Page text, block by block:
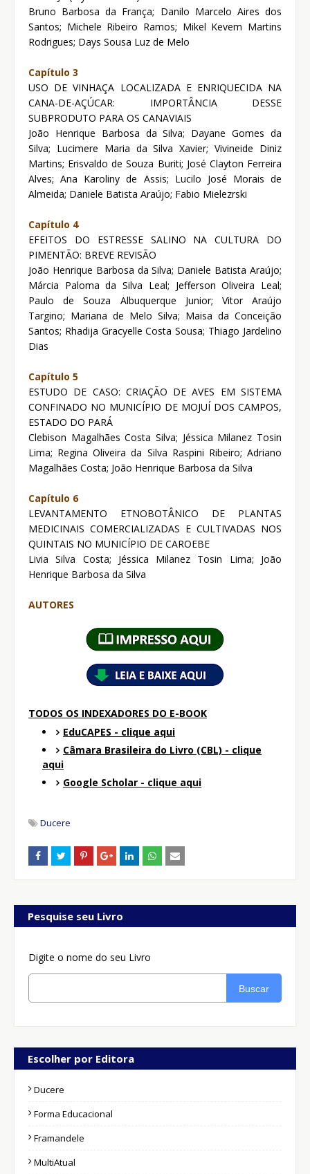
Bruno Barbosa da França; Danilo Marcelo Aires dos
Santos; Michele Ribeiro Ramos; Mikel Kevem Martins
Rodrigues; Days Sousa Luz de Melo
Capítulo 3
USO DE VINHAÇA LOCALIZADA E ENRIQUECIDA NA
CANA-DE-AÇÚCAR: IMPORTÂNCIA DESSE
SUBPRODUTO PARA OS CANAVIAIS
João Henrique Barbosa da Silva; Dayane Gomes da
Silva; Lucimere Maria da Silva Xavier; Vivineide Diniz
Martins; Erisvaldo de Souza Buriti; José Clayton Ferreira
Alves; Ana Karoliny de Assis; Lucilo José Morais de
Almeida; Daniele Batista Araújo; Fabio Mielezrski
Capítulo 4
EFEITOS DO ESTRESSE SALINO NA CULTURA DO
PIMENTÃO: BREVE REVISÃO
João Henrique Barbosa da Silva; Daniele Batista Araújo;
Márcia Paloma da Silva Leal; Jefferson Oliveira Leal;
Paulo de Souza Albuquerque Junior; Vitor Araújo
Targino; Mariana de Melo Silva; Maisa da Conceição
Santos; Rhadija Gracyelle Costa Sousa; Thiago Jardelino
Dias
Capítulo 5
ESTUDO DE CASO: CRIAÇÃO DE AVES EM SISTEMA
CONFINADO NO MUNICÍPIO DE MOJUÍ DOS CAMPOS,
ESTADO DO PARÁ
Clebison Magalhães Costa Silva; Jéssica Milanez Tosin
Lima; Regina Oliveira da Silva Raspini Ribeiro; Adriano
Magalhães Costa; João Henrique Barbosa da Silva
Capítulo 6
LEVANTAMENTO ETNOBOTÂNICO DE PLANTAS
MEDICINAIS COMERCIALIZADAS E CULTIVADAS NOS
QUINTAIS NO MUNICÍPIO DE CAROEBE
Livia Silva Costa; Jéssica Milanez Tosin Lima; João
Henrique Barbosa da Silva
AUTORES
TODOS OS INDEXADORES DO E-BOOK
EduCAPES - clique aqui
Câmara Brasileira do Livro (CBL) - clique
aqui
Google Scholar - clique aqui
Ducere
Pesquise seu Livro
Digite o nome do seu Livro
Buscar
Escolher por Editora
Ducere
Forma Educacional
Framandele
MultiAtual